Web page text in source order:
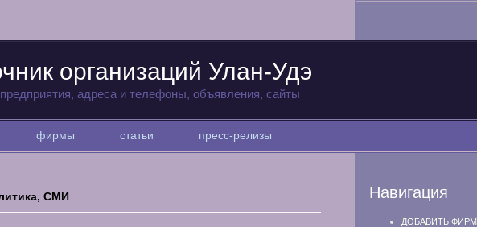
организаций Улан-Удэ
адреса и телефоны, объявления, сайты
фирмы статьи пресс-релизы
СМИ Навигация
ДОБАВИТЬ